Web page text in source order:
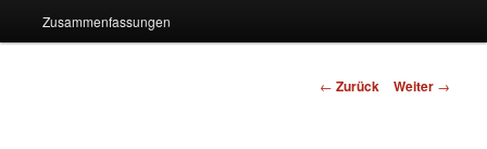
Zusammenfassungen
Beitrags-
← Zurück Weiter →